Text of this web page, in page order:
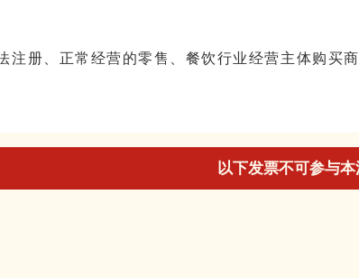
注册、正常经营的零售、餐饮行业经营主体购买
以下发票不可参与本